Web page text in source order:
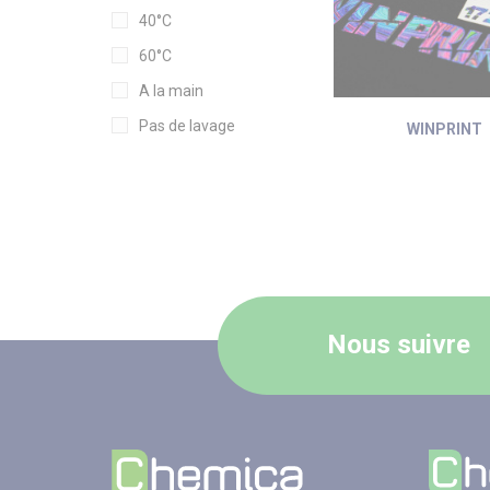
40°C
60°C
A la main
Pas de lavage
WINPRINT
Nous suivre